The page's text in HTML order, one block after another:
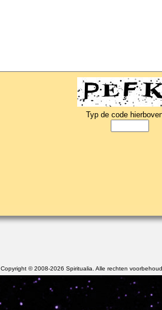
Typ de code
Copyright © 2008-2026 Spiritualia. Alle rechten